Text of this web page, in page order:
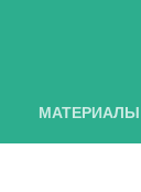
МАТЕРИАЛЫ